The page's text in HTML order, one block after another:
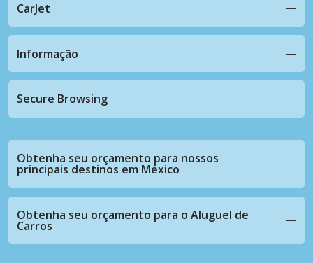
CarJet
Informação
Secure Browsing
Obtenha seu orçamento para nossos
principais destinos em México
Obtenha seu orçamento para o Aluguel de
Carros